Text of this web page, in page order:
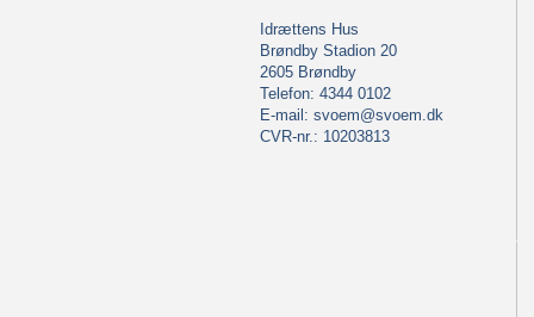
Idrættens Hus
Brøndby Stadion 20
2605 Brøndby
Telefon: 4344 0102
E-mail: svoem@svoem.dk
CVR-nr.: 10203813